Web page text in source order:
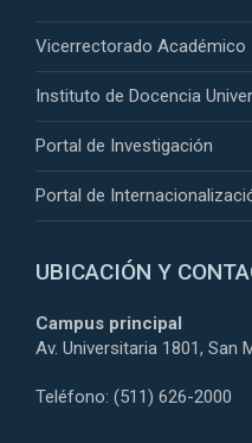
Vicerrectorado Académico
Instituto de Docencia
Portal de Investigación
Portal de
UBICACIÓN Y
Campus principal
Av. Universitaria 1801, San
Teléfono: (511) 626-2000